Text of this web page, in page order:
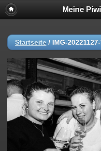
Meine
Startseite / IMG-